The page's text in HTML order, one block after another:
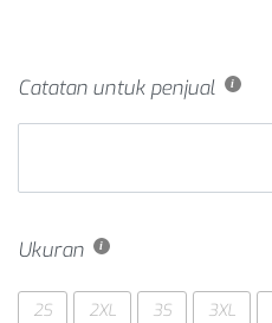
Catatan untuk penjual
Ukuran
2S 2XL 3S 3XL